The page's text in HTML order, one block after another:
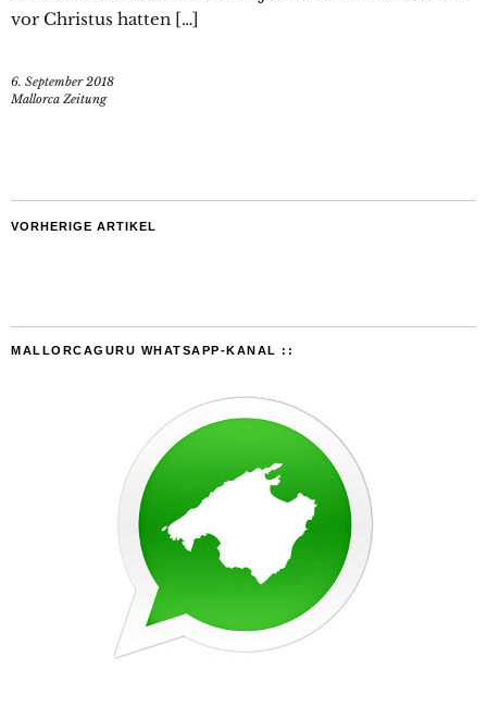
vor Christus hatten […]
6. September 2018
Mallorca Zeitung
VORHERIGE ARTIKEL
MALLORCAGURU WHATSAPP-KANAL ::